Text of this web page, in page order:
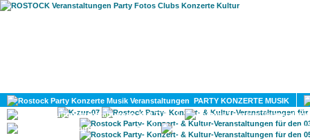
PARTY KONZERTE MUSIK
KULTUR
GAY